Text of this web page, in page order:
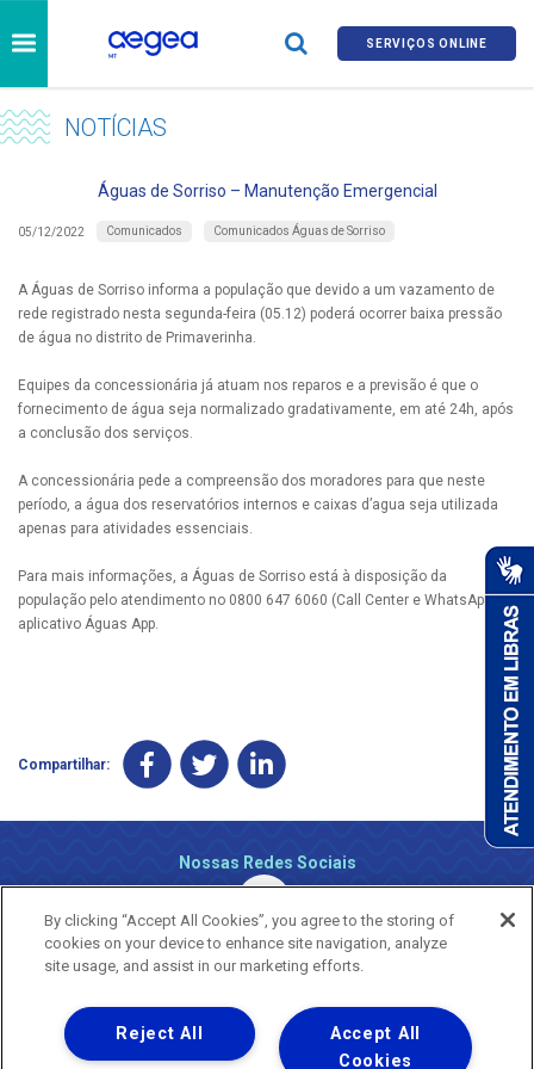
SERVIÇOS ONLINE
NOTÍCIAS
Águas de Sorriso – Manutenção Emergencial
05/12/2022 Comunicados Comunicados Águas de Sorriso
A Águas de Sorriso informa a população que devido a um vazamento de
rede registrado nesta segunda-feira (05.12) poderá ocorrer baixa pressão
de água no distrito de Primaverinha.
Equipes da concessionária já atuam nos reparos e a previsão é que o
fornecimento de água seja normalizado gradativamente, em até 24h, após
a conclusão dos serviços.
A concessionária pede a compreensão dos moradores para que neste
período, a água dos reservatórios internos e caixas d’agua seja utilizada
apenas para atividades essenciais.
Para mais informações, a Águas de Sorriso está à disposição da
população pelo atendimento no 0800 647 6060 (Call Center e WhatsApp) e
aplicativo Águas App.
Compartilhar:
Nossas Redes Sociais
Uma empresa
Copyright ® 2026 - Todos os Direitos Reservados.
By clicking “Accept All Cookies”, you agree to the storing of
cookies on your device to enhance site navigation, analyze
site usage, and assist in our marketing efforts.
Accept All
Cookies
Reject All